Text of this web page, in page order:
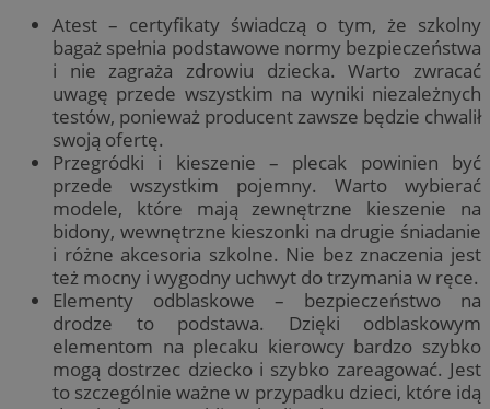
Atest – certyfikaty świadczą o tym, że szkolny
bagaż spełnia podstawowe normy bezpieczeństwa
i nie zagraża zdrowiu dziecka. Warto zwracać
uwagę przede wszystkim na wyniki niezależnych
testów, ponieważ producent zawsze będzie chwalił
swoją ofertę.
Przegródki i kieszenie – plecak powinien być
przede wszystkim pojemny. Warto wybierać
modele, które mają zewnętrzne kieszenie na
bidony, wewnętrzne kieszonki na drugie śniadanie
i różne akcesoria szkolne. Nie bez znaczenia jest
też mocny i wygodny uchwyt do trzymania w ręce.
Elementy odblaskowe – bezpieczeństwo na
drodze to podstawa. Dzięki odblaskowym
elementom na plecaku kierowcy bardzo szybko
mogą dostrzec dziecko i szybko zareagować. Jest
to szczególnie ważne w przypadku dzieci, które idą